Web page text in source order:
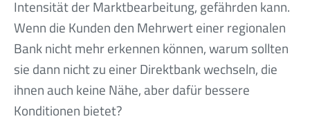
Intensität der Marktbearbeitung, gefährden kann.
Wenn die Kunden den Mehrwert einer regionalen
Bank nicht mehr erkennen können, warum sollten
sie dann nicht zu einer Direktbank wechseln, die
ihnen auch keine Nähe, aber dafür bessere
Konditionen bietet?